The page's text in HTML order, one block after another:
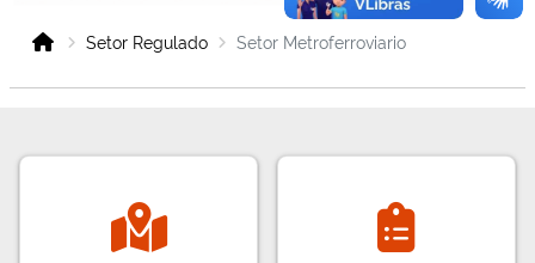
Setor Regulado Setor Metroferroviario